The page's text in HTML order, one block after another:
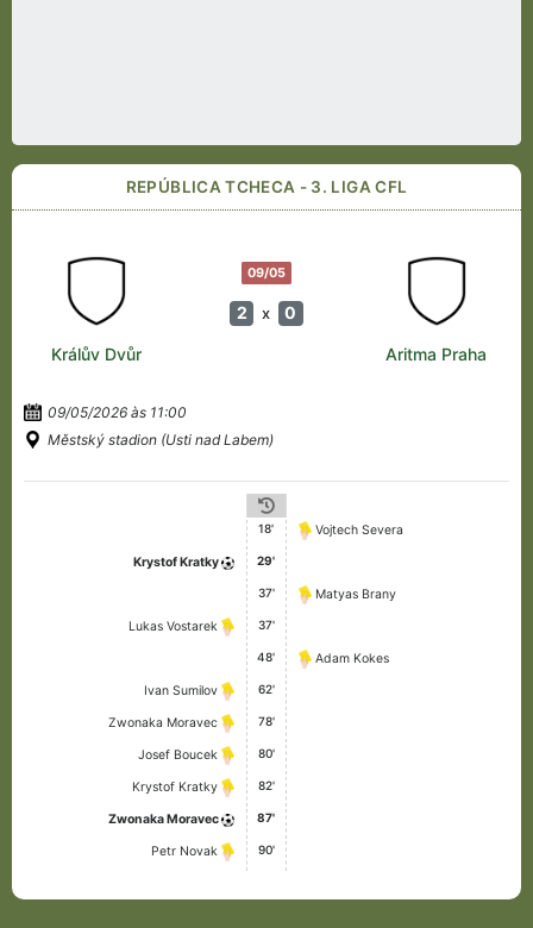
REPÚBLICA TCHECA - 3. LIGA CFL
09/05
2 x 0
Králův Dvůr Aritma Praha
09/05/2026 às 11:00
Městský stadion (Usti nad Labem)
18' Vojtech Severa
Krystof Kratky 29'
37' Matyas Brany
Lukas Vostarek 37'
48' Adam Kokes
Ivan Sumilov 62'
Zwonaka Moravec 78'
Josef Boucek 80'
Krystof Kratky 82'
Zwonaka Moravec 87'
Petr Novak 90'